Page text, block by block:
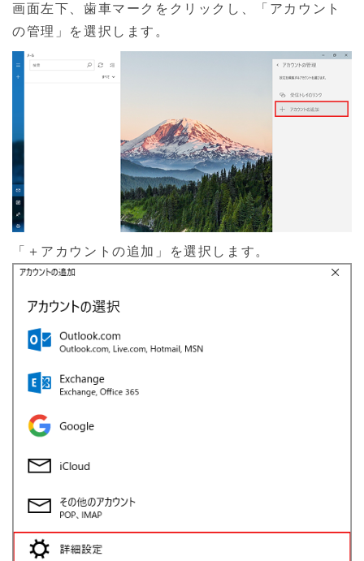
画面左下、歯車マークをクリックし、「アカウント
の管理」を選択します。
「＋アカウントの追加」を選択します。